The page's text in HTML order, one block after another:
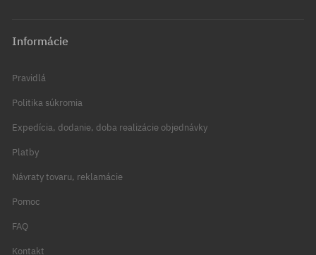
Informácie
Pravidlá
Politika súkromia
Expedícia, dodanie, doba realizácie objednávky
Platby
Návraty tovaru, reklamácie
Pomoc
FAQ
Kontakt